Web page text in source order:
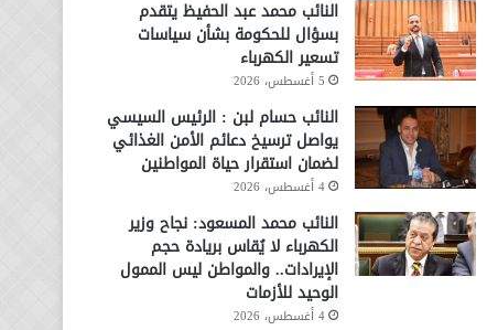
النائب محمد عبد الحفيظ يتقدم
بسؤال للحكومة بشأن سياسات
تسعير الكهرباء
5 أغسطس، 2026
النائب حسام لبن : الرئيس السيسي
يواصل ترسيخ دعائم الأمن الغذائي
لضمان استقرار حياة المواطنين
4 أغسطس، 2026
النائب محمد المسعود: نجاح وزير
الكهرباء لا يُقاس بريادة حجم
الإيرادات.. والمواطن ليس الممول
الوحيد للأزمات
4 أغسطس، 2026